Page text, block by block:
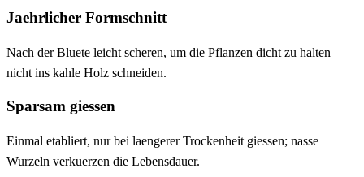
Jaehrlicher Formschnitt
Nach der Bluete leicht scheren, um die Pflanzen dicht zu halten —
nicht ins kahle Holz schneiden.
Sparsam giessen
Einmal etabliert, nur bei laengerer Trockenheit giessen; nasse
Wurzeln verkuerzen die Lebensdauer.